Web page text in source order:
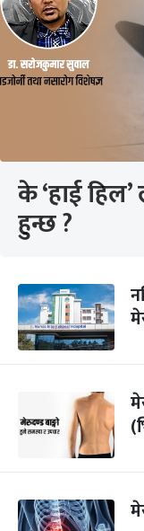
के ‘हाई
हुन्छ ?